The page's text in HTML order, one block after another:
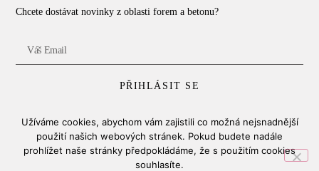
Chcete dostávat novinky z oblasti forem a betonu?
PŘIHLÁSIT SE
Copyright © 2025, Camaxis, s.r.o.
Užíváme cookies, abychom vám zajistili co možná nejsnadnější
použití našich webových stránek. Pokud budete nadále
prohlížet naše stránky předpokládáme, že s použitím cookies
souhlasíte.